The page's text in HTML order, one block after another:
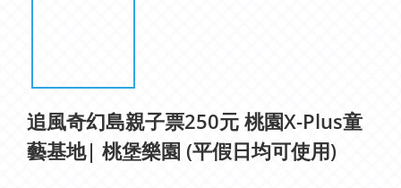
追風奇幻島親子票250元 桃園X-Plus童
藝基地| 桃堡樂園 (平假日均可使用)